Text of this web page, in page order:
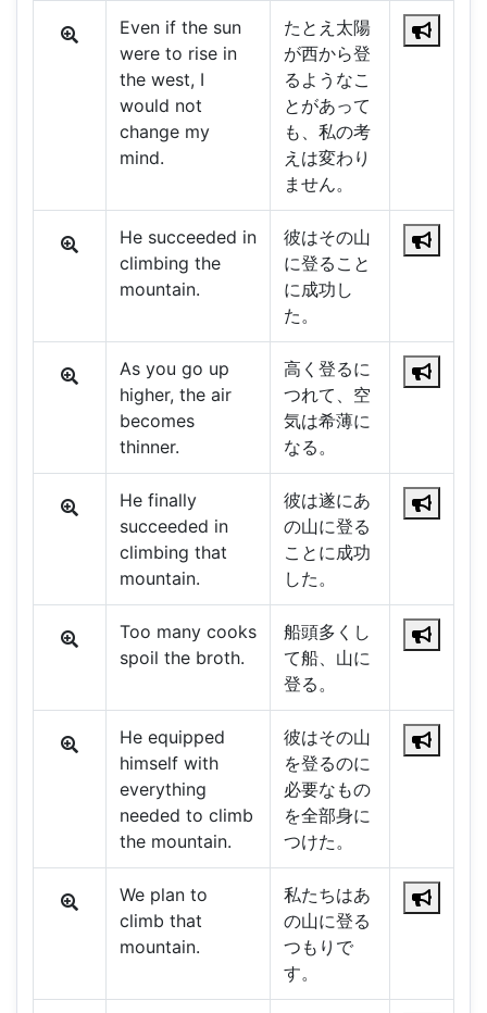
Even if the sun
were to rise in
the west, I
would not
change my
mind.
たとえ太陽
が西から登
るようなこ
とがあって
も、私の考
えは変わり
ません。
He succeeded in
climbing the
mountain.
彼はその山
に登ること
に成功し
た。
As you go up
higher, the air
becomes
thinner.
高く登るに
つれて、空
気は希薄に
なる。
He finally
succeeded in
climbing that
mountain.
彼は遂にあ
の山に登る
ことに成功
した。
Too many cooks
spoil the broth.
船頭多くし
て船、山に
登る。
He equipped
himself with
everything
needed to climb
the mountain.
彼はその山
を登るのに
必要なもの
を全部身に
つけた。
We plan to
climb that
mountain.
私たちはあ
の山に登る
つもりで
す。